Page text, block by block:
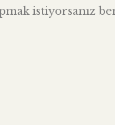
istiyorsanız